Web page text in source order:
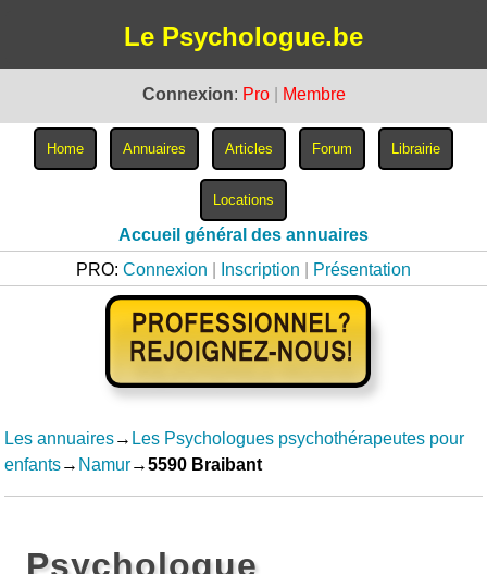
Le Psychologue.be
Connexion: Pro Membre
Accueil général des annuaires
PRO: Connexion Inscription Présentation
Les annuaires→ Les Psychologues psychothérapeutes pour
enfants→ Namur→5590 Braibant
Psychologue